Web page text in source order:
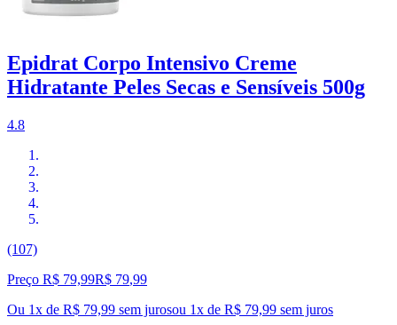
Epidrat Corpo Intensivo Creme
Hidratante Peles Secas e Sensíveis 500g
4.8
(107)
Preço R$ 79,99R$ 79,99
Ou 1x de R$ 79,99 sem jurosou 1x de R$ 79,99 sem juros